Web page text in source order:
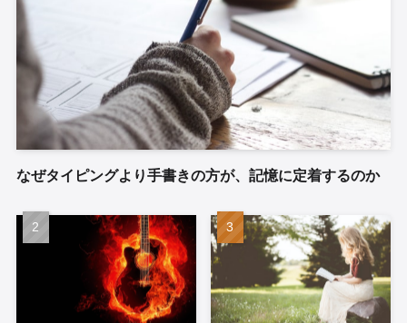
なぜタイピングより手書きの方が、記憶に定着するのか